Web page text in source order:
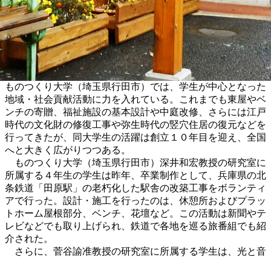
ものつくり大学（埼玉県行田市）では、学生が中心となった
地域・社会貢献活動に力を入れている。これまでも東屋やベ
ンチの寄贈、福祉施設の基本設計や中庭改修、さらには江戸
時代の文化財の修復工事や弥生時代の竪穴住居の復元などを
行ってきたが、同大学生の活躍は創立１０年目を迎え、全国
へと大きく広がりつつある。
ものつくり大学（埼玉県行田市）深井和宏教授の研究室に
所属する４年生の学生は昨年、卒業制作として、兵庫県の北
条鉄道「田原駅」の老朽化した駅舎の改築工事をボランティ
アで行った。設計・施工を行ったのは、休憩所およびプラッ
トホーム屋根部分、ベンチ、花壇など。この活動は新聞やテ
レビなどでも取り上げられ、鉄道で各地を巡る旅番組でも紹
介された。
さらに、菅谷諭准教授の研究室に所属する学生は、光と音